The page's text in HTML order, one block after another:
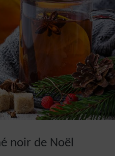
noir de Noël